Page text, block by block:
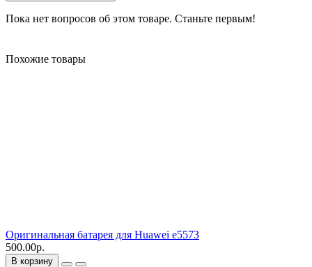
Пока нет вопросов об этом товаре. Станьте первым!
Похожие товары
Оригинальная батарея для Huawei e5573
500.00р.
В корзину